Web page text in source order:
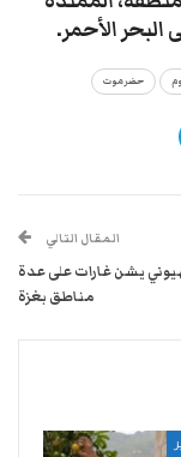
الأحمر.
حضرموت
المقال التالي
يشن غارات على عدة
مناطق بغزة